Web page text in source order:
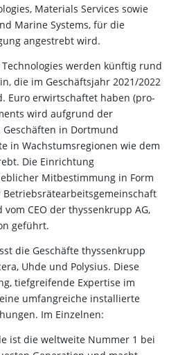
Materials Services sowie
Marine Systems, für die
angestrebt wird.
werden künftig rund
die im Geschäftsjahr 2021/2022
Euro erwirtschaftet haben (pro-
wird aufgrund der
in Dortmund
in Wachstumsregionen wie dem
Die Einrichtung
Mitbestimmung in Form
CEO der thyssenkrupp AG,
geführt.
die Geschäfte thyssenkrupp
Uhde und Polysius. Diese
tiefgreifende Expertise im
umfangreiche installierte
Im Einzelnen:
ist die weltweite Nummer 1 bei